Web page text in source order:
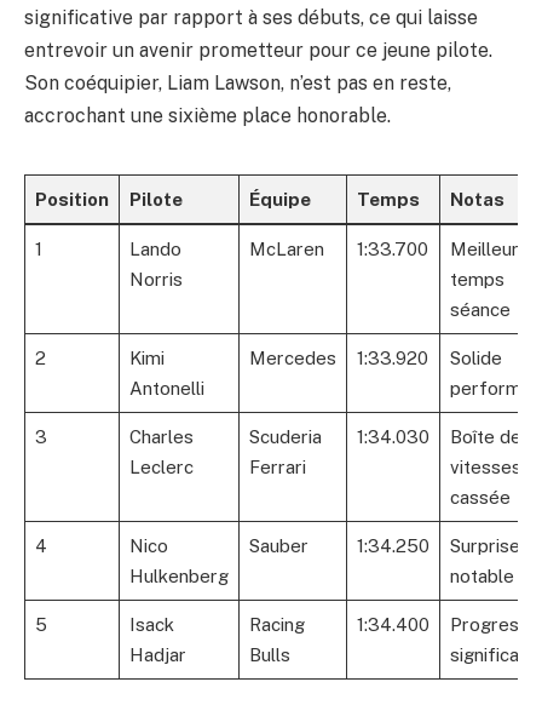
significative par rapport à ses débuts, ce qui laisse
entrevoir un avenir prometteur pour ce jeune pilote.
Son coéquipier, Liam Lawson, n’est pas en reste,
accrochant une sixième place honorable.
Position Pilote Équipe Temps Notas
1
Lando
Norris
McLaren 1:33.700
Meilleur
temps
séance
2
Kimi
Antonelli
Mercedes 1:33.920
Solide
3
Charles
Leclerc
Scuderia
Ferrari
1:34.030
Boîte de
vitesses
cassée
4
Nico
Hulkenberg
Sauber 1:34.250
Surprise
notable
5
Isack
Hadjar
Racing
Bulls
1:34.400